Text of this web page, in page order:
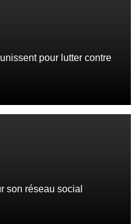
pour lutter contre
son réseau social